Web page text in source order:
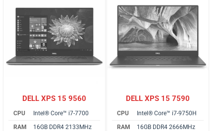
DELL XPS 15 9560
CPU
Intel® Core™ i7-7700
RAM
16GB DDR4 2133MHz
DELL XPS 15 7590
CPU
Intel® Core™ i7-9750H
RAM
16GB DDR4 2666MHz